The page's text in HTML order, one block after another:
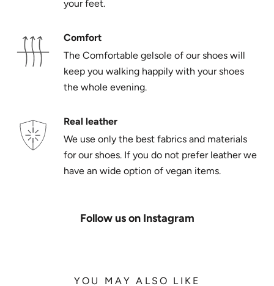
your feet.
Comfort
The Comfortable gelsole of our shoes will
keep you walking happily with your shoes
the whole evening.
Real leather
We use only the best fabrics and materials
for our shoes. If you do not prefer leather we
have an wide option of vegan items.
Follow us on Instagram
YOU MAY ALSO LIKE